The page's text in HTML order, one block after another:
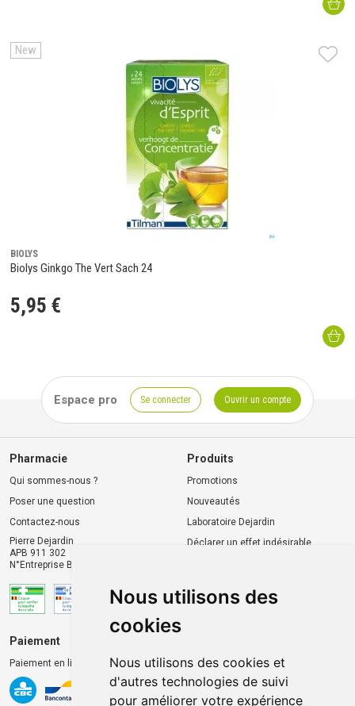
Nous utilisons des
cookies
Nous utilisons des cookies et
d'autres technologies de suivi
pour améliorer votre expérience
New
BIOLYS
Biolys Ginkgo The Vert Sach 24
5,95 €
Espace pro Se connecter Ouvrir un compte
Pharmacie
Qui sommes-nous ?
Poser une question
Contactez-nous
Pierre Dejardin
APB 911 302
N°Entreprise BE0446.901.764
Produits
Promotions
Nouveautés
Laboratoire Dejardin
Déclarer un effet indésirable
Paiement
Paiement en ligne 100% sécurisé
Livraison chez vous
Livraison dans un Point
d’enlèvement